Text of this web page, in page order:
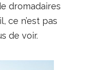
dromadaires
ce n’est pas
de voir.